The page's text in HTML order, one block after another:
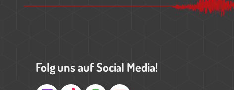
Folg uns auf Social Media!